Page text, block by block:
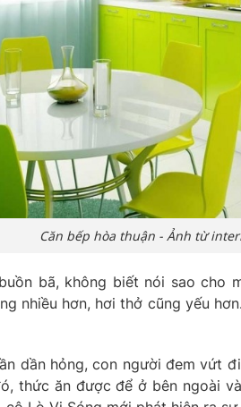
Căn bếp hòa thuận - Ảnh từ
bã, không biết nói sao cho
nhiều hơn, hơi thở cũng yếu
dần hỏng, con người đem vứt
thức ăn được để ở bên ngoài